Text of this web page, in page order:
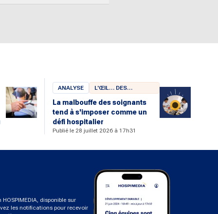
ANALYSE
L'ŒIL… DES
CHERCHEURS
La malbouffe des soignants
tend à s'imposer comme un
défi hospitalier
Publié le 28 juillet 2026 à 17h31
disponible sur
les notifications pour recevoir